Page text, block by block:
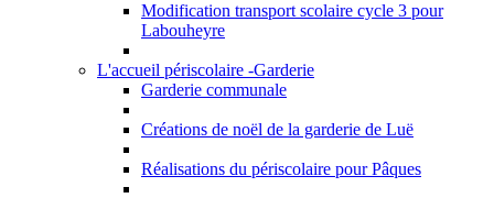
Modification transport scolaire cycle 3 pour
Labouheyre
L'accueil périscolaire -Garderie
Garderie communale
Créations de noël de la garderie de Luë
Réalisations du périscolaire pour Pâques